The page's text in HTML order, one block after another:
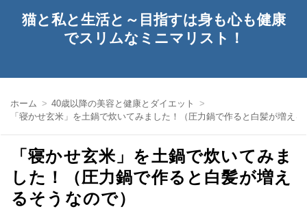
猫と私と生活と～目指すは身も心も健康
でスリムなミニマリスト！
ホーム
40歳以降の美容と健康とダイエット
「寝かせ玄米」を土鍋で炊いてみました！（圧力鍋で作ると白髪が増え
「寝かせ玄米」を土鍋で炊いてみま
した！（圧力鍋で作ると白髪が増え
るそうなので）